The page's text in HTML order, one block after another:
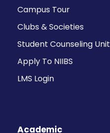
Campus Tour
Clubs & Societies
Student Counseling Unit
Apply To NIIBS
LMS Login
Academic